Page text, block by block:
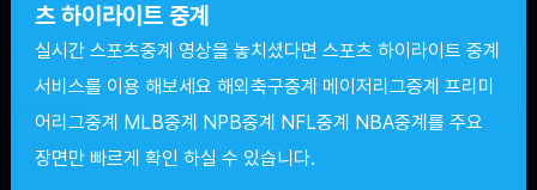
츠 하이라이트 중계
실시간 스포츠중계 영상을 놓치셨다면 스포츠 하이라이트 중계
서비스를 이용 해보세요 해외축구중계 메이저리그중계 프리미
어리그중계 MLB중계 NPB중계 NFL중계 NBA중계를 주요
장면만 빠르게 확인 하실 수 있습니다.